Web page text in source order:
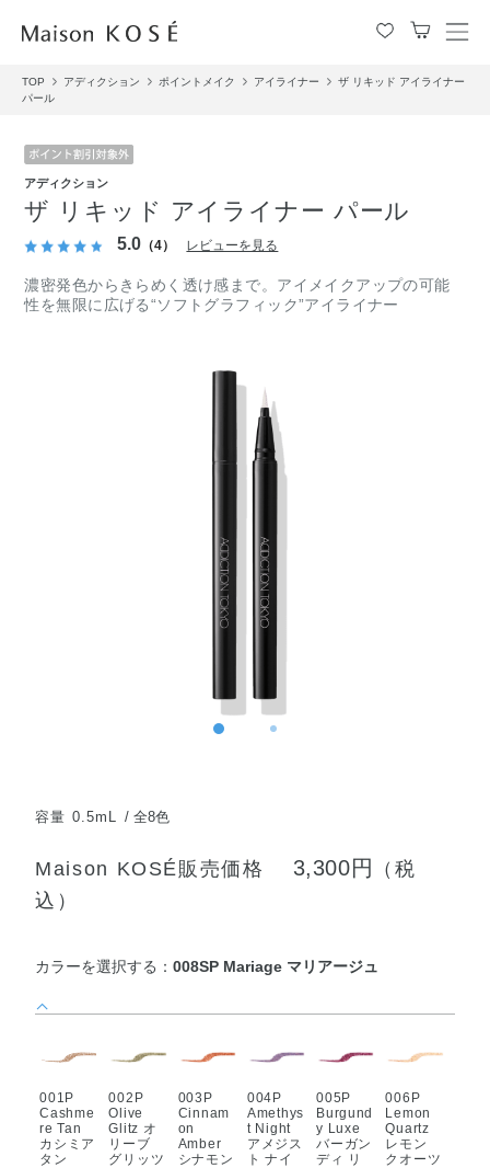
メ
ュ
TOP アディクション ポイントメイク アイライナー
ザ リキッド アイライナー
パール
アディクション
ザ リキッド アイライナー パール
5.0 （4） レビューを見る
濃密発色からきらめく透け感まで。アイメイクアップの可能
性を無限に広げる“ソフトグラフィック”アイライナー
容量 0.5mL 全8色
Maison KOSÉ販売価格 3,300円
（税
込）
カラーを選択する：008SP Mariage マリアージュ
001P
Cashme
re Tan
カシミア
タン
002P
Olive
Glitz オ
リーブ
グリッツ
003P
Cinnam
on
Amber
シナモン
004P
Amethys
t Night
アメジス
ト ナイ
005P
Burgund
y Luxe
バーガン
ディ リ
006P
Lemon
Quartz
レモン
クオーツ